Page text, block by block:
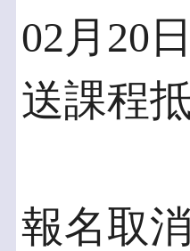
02月20
送課程
報名取